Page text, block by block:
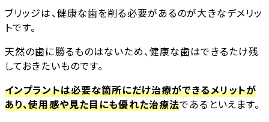
ブリッジは、健康な歯を削る必要があるのが大きなデメリッ
トです。
天然の歯に勝るものはないため、健康な歯はできるたけ残
しておきたいものです。
インプラントは必要な箇所にだけ治療ができるメリットが
あり、使用感や見た目にも優れた治療法であるといえます。